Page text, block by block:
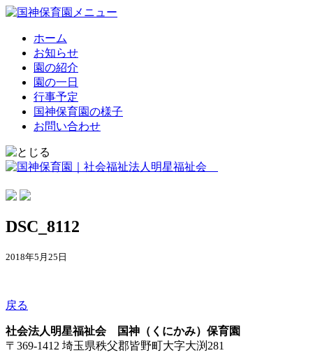
ホーム
お知らせ
園の紹介
園の一日
行事予定
国神保育園の様子
お問い合わせ
DSC_8112
2018年5月25日
戻る
社会法人明星福祉会 国神（くにかみ）保育園
〒369-1412 埼玉県秩父郡皆野町大字大渕281